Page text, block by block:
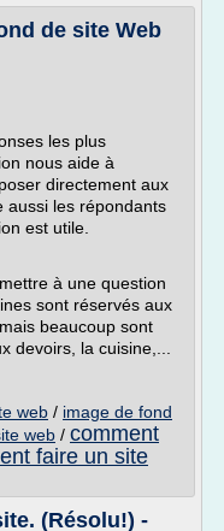
de site Web
les plus
nous aide à
directement aux
aussi les répondants
est utile.
à une question
sont réservés aux
beaucoup sont
devoirs, la cuisine,...
web / image de fond
web / comment
faire un site
(Résolu!) -